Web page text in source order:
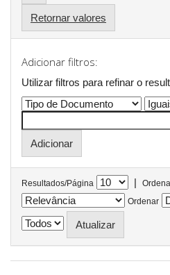
Retornar valores
Adicionar filtros:
Utilizar filtros para refinar o
Resultados/Página |
Ordenar